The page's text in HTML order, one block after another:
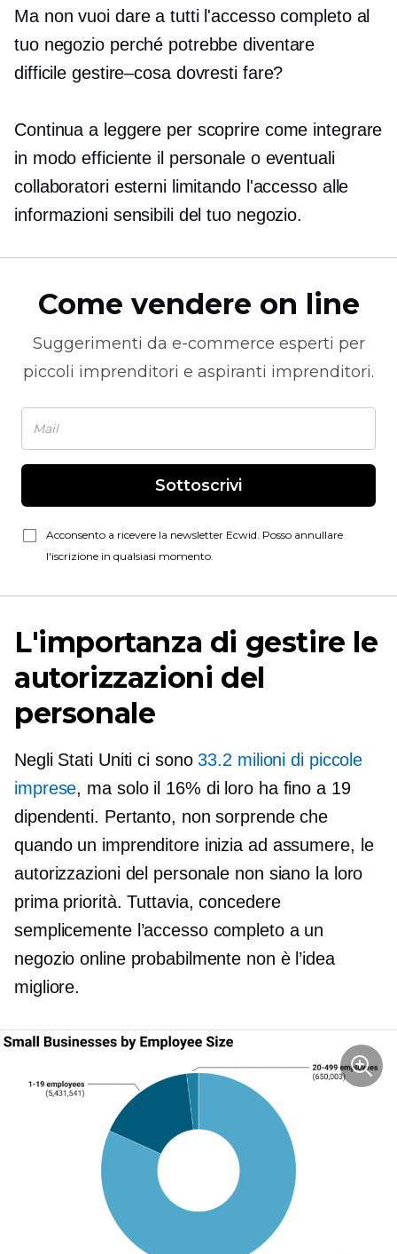
Ma non vuoi dare a tutti l'accesso completo al
tuo negozio perché potrebbe diventare
difficile gestire–cosadovresti fare?
Continua a leggere per scoprire come integrare
in modo efficiente il personale o eventuali
collaboratori esterni limitando l'accesso alle
informazioni sensibili del tuo negozio.
Come vendere on line
Suggerimenti da e-commerce esperti per
piccoli imprenditori e aspiranti imprenditori.
Sottoscrivi
Acconsento a ricevere la newsletter Ecwid. Posso annullare
l'iscrizione in qualsiasi momento.
L'importanza di gestire le
autorizzazioni del
personale
Negli Stati Uniti ci sono33.2 milioni di piccole
imprese, ma solo il 16% di loro ha fino a 19
dipendenti. Pertanto, non sorprende che
quando un imprenditore inizia ad assumere, le
autorizzazioni del personale non siano la loro
prima priorità. Tuttavia, concedere
semplicemente l’accesso completo a un
negozio online probabilmente non è l’idea
migliore.